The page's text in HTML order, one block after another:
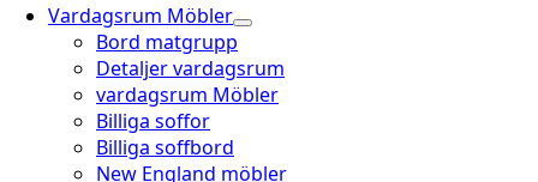
Vardagsrum Möbler
Bord matgrupp
Detaljer vardagsrum
vardagsrum Möbler
Billiga soffor
Billiga soffbord
New England möbler